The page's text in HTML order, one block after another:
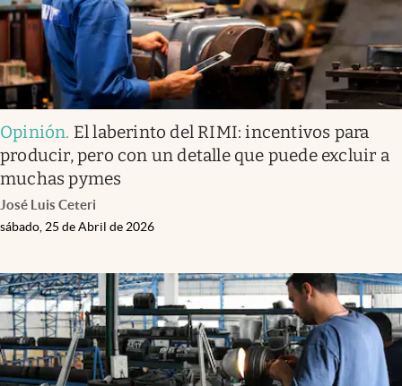
Opinión. El laberinto del RIMI: incentivos para
producir, pero con un detalle que puede excluir a
muchas pymes
José Luis Ceteri
sábado, 25 de Abril de 2026